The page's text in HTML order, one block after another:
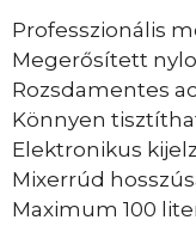
Professzionális
Megerősített
Rozsdamentes
Könnyen
Elektronikus
Mixerrúd
Maximum 100